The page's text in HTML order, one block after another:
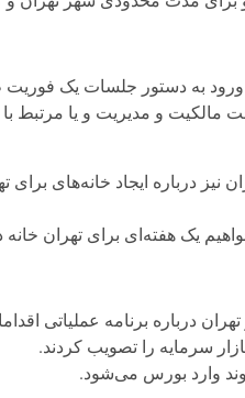
به دستور جلسات یک فوریت
مالکیت و مدیریت و یا
درباره ایجاد خانه‌های
یک هفته‌ای برای تهران
درباره برنامه عملیاتی
سرمایه را تصویب کردند.
وارد بورس می‌شود.